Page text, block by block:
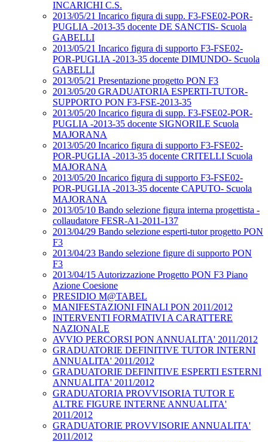
INCARICHI C.S.
2013/05/21 Incarico figura di supp. F3-FSE02-POR-
PUGLIA -2013-35 docente DE SANCTIS- Scuola
GABELLI
2013/05/21 Incarico figura di supporto F3-FSE02-
POR-PUGLIA -2013-35 docente DIMUNDO- Scuola
GABELLI
2013/05/21 Presentazione progetto PON F3
2013/05/20 GRADUATORIA ESPERTI-TUTOR-
SUPPORTO PON F3-FSE-2013-35
2013/05/20 Incarico figura di supp. F3-FSE02-POR-
PUGLIA -2013-35 docente SIGNORILE Scuola
MAJORANA
2013/05/20 Incarico figura di supporto F3-FSE02-
POR-PUGLIA -2013-35 docente CRITELLI Scuola
MAJORANA
2013/05/20 Incarico figura di supporto F3-FSE02-
POR-PUGLIA -2013-35 docente CAPUTO- Scuola
MAJORANA
2013/05/10 Bando selezione figura interna progettista -
collaudatore FESR-A1-2011-137
2013/04/29 Bando selezione esperti-tutor progetto PON
F3
2013/04/23 Bando selezione figure di supporto PON
F3
2013/04/15 Autorizzazione Progetto PON F3 Piano
Azione Coesione
PRESIDIO M@TABEL
MANIFESTAZIONI FINALI PON 2011/2012
INTERVENTI FORMATIVI A CARATTERE
NAZIONALE
AVVIO PERCORSI PON ANNUALITA' 2011/2012
GRADUATORIE DEFINITIVE TUTOR INTERNI
ANNUALITA' 2011/2012
GRADUATORIE DEFINITIVE ESPERTI ESTERNI
ANNUALITA' 2011/2012
GRADUATORIA PROVVISORIA TUTOR E
ALTRE FIGURE INTERNE ANNUALITA'
2011/2012
GRADUATORIE PROVVISORIE ANNUALITA'
2011/2012